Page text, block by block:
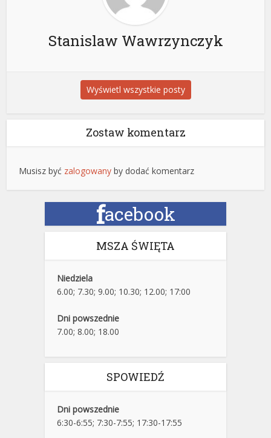
Stanislaw Wawrzynczyk
Wyświetl wszystkie posty
Zostaw komentarz
Musisz być zalogowany by dodać komentarz
facebook
MSZA ŚWIĘTA
Niedziela
6.00; 7.30; 9.00; 10.30; 12.00; 17:00
Dni powszednie
7.00; 8.00; 18.00
SPOWIEDŹ
Dni powszednie
6:30-6:55; 7:30-7:55; 17:30-17:55